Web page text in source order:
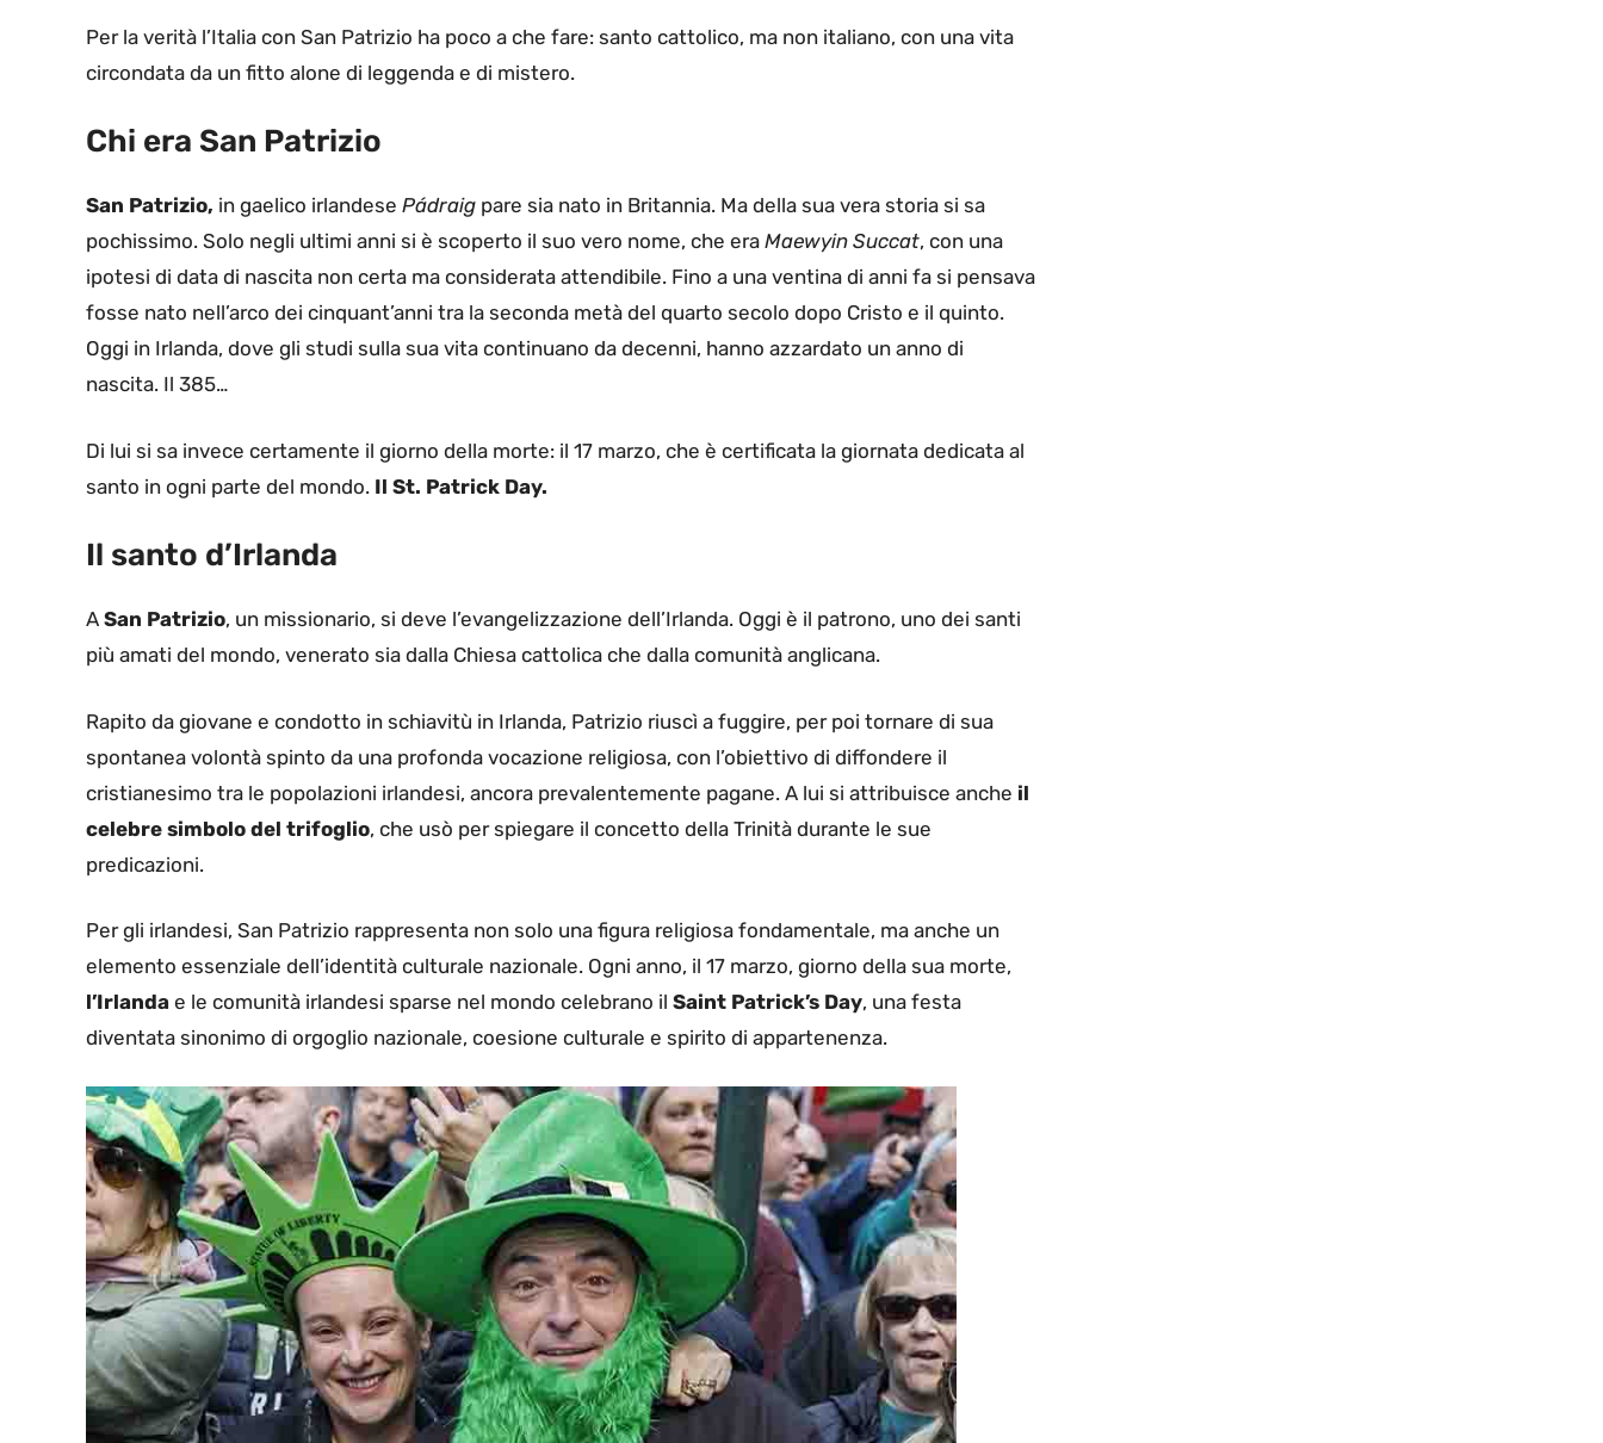
Per la verità l’Italia con San Patrizio ha poco a che fare: santo cattolico, ma non italiano, con una vita
circondata da un fitto alone di leggenda e di mistero.
Chi era San Patrizio
San Patrizio, in gaelico irlandese Pádraig pare sia nato in Britannia. Ma della sua vera storia si sa
pochissimo. Solo negli ultimi anni si è scoperto il suo vero nome, che era Maewyin Succat, con una
ipotesi di data di nascita non certa ma considerata attendibile. Fino a una ventina di anni fa si pensava
fosse nato nell’arco dei cinquant’anni tra la seconda metà del quarto secolo dopo Cristo e il quinto.
Oggi in Irlanda, dove gli studi sulla sua vita continuano da decenni, hanno azzardato un anno di
nascita. Il 385…
Di lui si sa invece certamente il giorno della morte: il 17 marzo, che è certificata la giornata dedicata al
santo in ogni parte del mondo. Il St. Patrick Day.
Il santo d’Irlanda
A San Patrizio, un missionario, si deve l’evangelizzazione dell’Irlanda. Oggi è il patrono, uno dei santi
più amati del mondo, venerato sia dalla Chiesa cattolica che dalla comunità anglicana.
Rapito da giovane e condotto in schiavitù in Irlanda, Patrizio riuscì a fuggire, per poi tornare di sua
spontanea volontà spinto da una profonda vocazione religiosa, con l’obiettivo di diffondere il
cristianesimo tra le popolazioni irlandesi, ancora prevalentemente pagane. A lui si attribuisce anche il
celebre simbolo del trifoglio, che usò per spiegare il concetto della Trinità durante le sue
predicazioni.
Per gli irlandesi, San Patrizio rappresenta non solo una figura religiosa fondamentale, ma anche un
elemento essenziale dell’identità culturale nazionale. Ogni anno, il 17 marzo, giorno della sua morte,
l’Irlanda e le comunità irlandesi sparse nel mondo celebrano il Saint Patrick’s Day, una festa
diventata sinonimo di orgoglio nazionale, coesione culturale e spirito di appartenenza.